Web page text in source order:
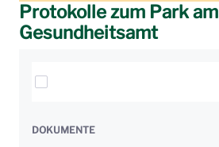
Protokolle zum Park am
Gesundheitsamt
Elemente auswählen
DOKUMENTE